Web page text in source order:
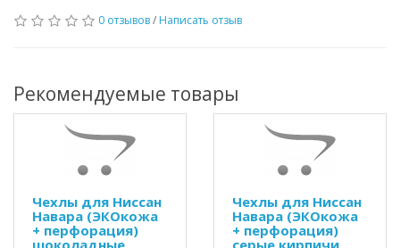
0 отзывов/ Написать отзыв
Рекомендуемые товары
Чехлы для Ниссан
Навара (ЭКОкожа
+ перфорация)
шоколадные
Чехлы для Ниссан
Навара (ЭКОкожа
+ перфорация)
серые кирпичи